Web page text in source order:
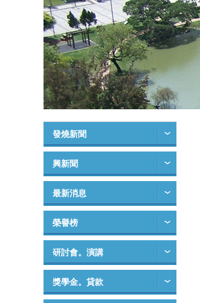
發燒新聞
興新聞
最新消息
榮譽榜
研討會。演講
獎學金。貸款